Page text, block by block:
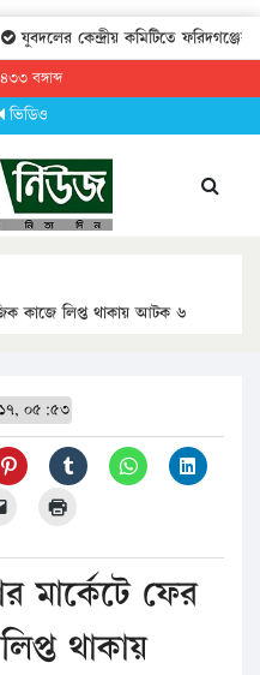
যুবদলের কেন্দ্রীয় কমিটিতে ফরিদগঞ্জের
বঙ্গাব্দ
ভিডিও
কাজে লিপ্ত থাকায় আটক ৬
০৫:৫৩
মার্কেটে ফের
থাকায়